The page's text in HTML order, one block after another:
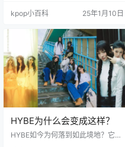
ource Music 则认为闵熙珍的言论
络暴力。 闵熙珍也已对 Belift Lab
提起反诉，并索赔…
kpop小百科 25年1月10日
HYBE为什么会变成这样？
HYBE如今为何落到如此境地？它曾